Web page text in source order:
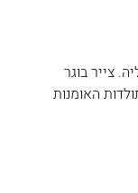
צייר בוגר
האומנות